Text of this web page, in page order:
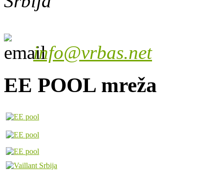
info@vrbas.net
EE POOL mreža